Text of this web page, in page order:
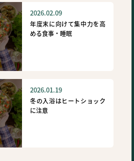
2026.02.09
年度末に向けて集中力を高
める食事・睡眠
2026.01.19
冬の入浴はヒートショック
に注意